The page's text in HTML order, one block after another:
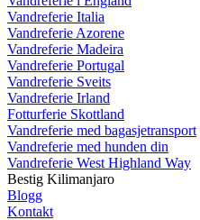
Vandreferie Italia
Vandreferie Azorene
Vandreferie Madeira
Vandreferie Portugal
Vandreferie Sveits
Vandreferie Irland
Fotturferie Skottland
Vandreferie med bagasjetransport
Vandreferie med hunden din
Vandreferie West Highland Way
Bestig Kilimanjaro
Blogg
Kontakt